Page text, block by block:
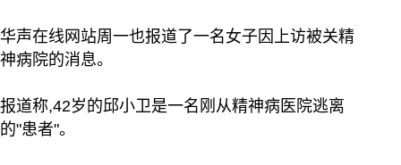
华声在线网站周一也报道了一名女子因上访被关精
神病院的消息。
报道称,42岁的邱小卫是一名刚从精神病医院逃离
的"患者"。